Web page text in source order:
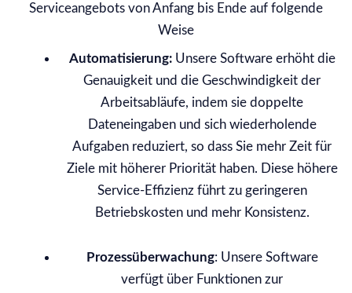
Serviceangebots von Anfang bis Ende auf folgende
Weise
Automatisierung:Unsere Software erhöht die
Genauigkeit und die Geschwindigkeit der
Arbeitsabläufe, indem sie doppelte
Dateneingaben und sich wiederholende
Aufgaben reduziert, so dass Sie mehr Zeit für
Ziele mit höherer Priorität haben. Diese höhere
Service-Effizienz führt zu geringeren
Betriebskosten und mehr Konsistenz.
Prozessüberwachung: Unsere Software
verfügt über Funktionen zur